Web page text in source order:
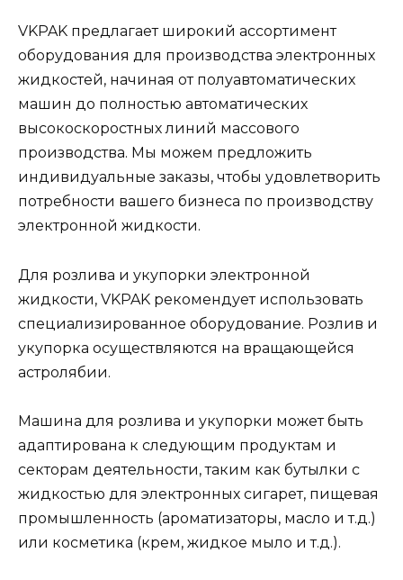
VKPAK предлагает широкий ассортимент
оборудования для производства электронных
жидкостей, начиная от полуавтоматических
машин до полностью автоматических
высокоскоростных линий массового
производства. Мы можем предложить
индивидуальные заказы, чтобы удовлетворить
потребности вашего бизнеса по производству
электронной жидкости.
Для розлива и укупорки электронной
жидкости, VKPAK рекомендует использовать
специализированное оборудование. Розлив и
укупорка осуществляются на вращающейся
астролябии.
Машина для розлива и укупорки может быть
адаптирована к следующим продуктам и
секторам деятельности, таким как бутылки с
жидкостью для электронных сигарет, пищевая
промышленность (ароматизаторы, масло и т.д.)
или косметика (крем, жидкое мыло и т.д.).